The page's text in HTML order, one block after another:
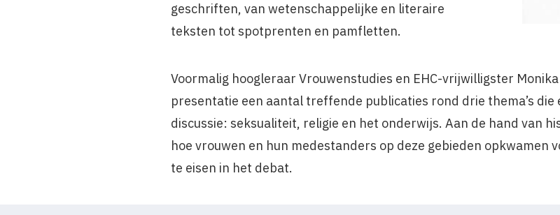
geschriften, van wetenschappelijke en literaire
teksten tot spotprenten en pamfletten.
Voormalig hoogleraar Vrouwenstudies en EHC-vrijwilligster
presentatie een aantal treffende publicaties rond drie thema’s die
discussie: seksualiteit, religie en het onderwijs. Aan de hand van
hoe vrouwen en hun medestanders op deze gebieden opkwamen
te eisen in het debat.